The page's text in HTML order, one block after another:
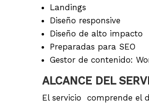
Landings
Diseño responsive
Diseño de alto impacto
Preparadas para SEO
Gestor de contenido:
ALCANCE DEL
El servicio comprende el